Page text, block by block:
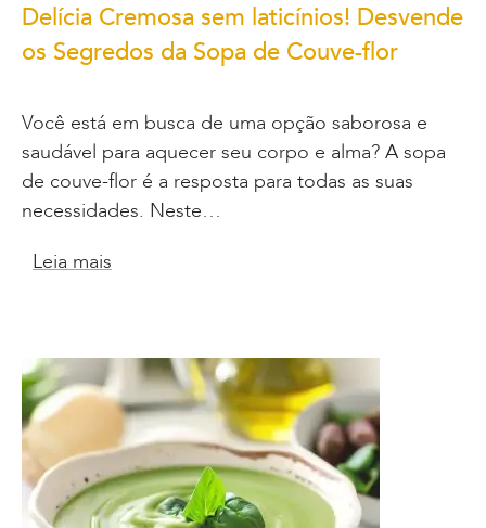
Delícia Cremosa sem laticínios! Desvende
os Segredos da Sopa de Couve-flor
Você está em busca de uma opção saborosa e
saudável para aquecer seu corpo e alma? A sopa
de couve-flor é a resposta para todas as suas
necessidades. Neste…
Leia mais